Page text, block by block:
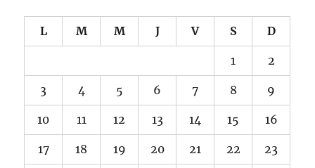
L M M J V S D
1 2
3 4 5 6 7 8 9
10 11 12 13 14 15 16
17 18 19 20 21 22 23